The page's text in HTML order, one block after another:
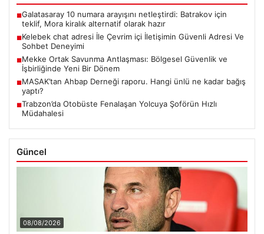
■Galatasaray 10 numara arayışını netleştirdi: Batrakov için
teklif, Mora kiralık alternatif olarak hazır
■Kelebek chat adresi İle Çevrim içi İletişimin Güvenli Adresi Ve
Sohbet Deneyimi
■Mekke Ortak Savunma Antlaşması: Bölgesel Güvenlik ve
İşbirliğinde Yeni Bir Dönem
■MASAK’tan Ahbap Derneği raporu. Hangi ünlü ne kadar bağış
yaptı?
■Trabzon’da Otobüste Fenalaşan Yolcuya Şoförün Hızlı
Müdahalesi
Güncel
08/08/2026